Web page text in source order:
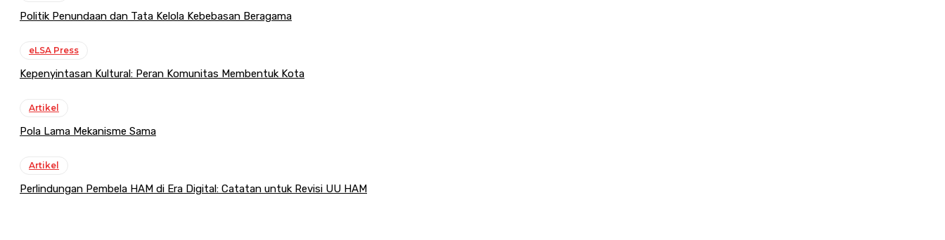
Politik Penundaan dan Tata Kelola Kebebasan Beragama
eLSA Press
Kepenyintasan Kultural: Peran Komunitas Membentuk Kota
Artikel
Pola Lama Mekanisme Sama
Artikel
Perlindungan Pembela HAM di Era Digital: Catatan untuk Revisi UU HAM